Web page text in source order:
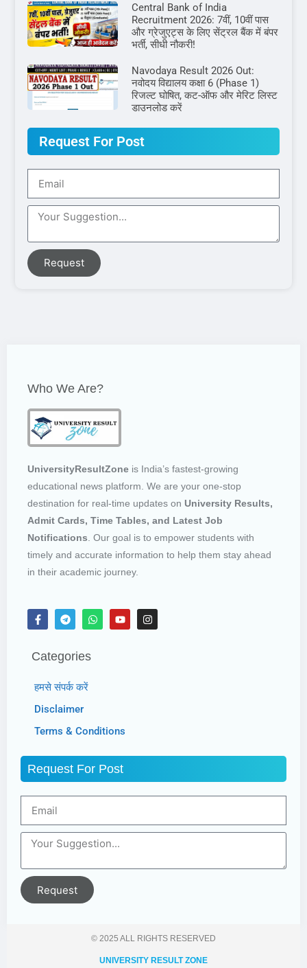
Central Bank of India
Recruitment 2026: 7वीं, 10वीं पास
और ग्रेजुएट्स के लिए सेंट्रल बैंक में बंपर
भर्ती, सीधी नौकरी!
Navodaya Result 2026 Out:
नवोदय विद्यालय कक्षा 6 (Phase 1)
रिजल्ट घोषित, कट-ऑफ और मेरिट लिस्ट
डाउनलोड करें
Request For Post
Request
Who We Are?
UniversityResultZone is India’s fastest-growing
educational news platform. We are your one-stop
destination for real-time updates on University Results,
Admit Cards, Time Tables, and Latest Job
Notifications. Our goal is to empower students with
timely and accurate information to help them stay ahead
in their academic journey.
Categories
हमसे संपर्क करें
Disclaimer
Terms & Conditions
Request For Post
Request
© 2025 ALL RIGHTS RESERVED​
UNIVERSITY RESULT ZONE